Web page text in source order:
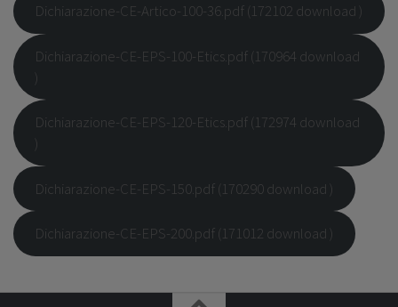
Dichiarazione-CE-Artico-100-36.pdf (172102 download )
Dichiarazione-CE-EPS-100-Etics.pdf (170964 download
)
Dichiarazione-CE-EPS-120-Etics.pdf (172974 download
)
Dichiarazione-CE-EPS-150.pdf (170290 download )
Dichiarazione-CE-EPS-200.pdf (171012 download )